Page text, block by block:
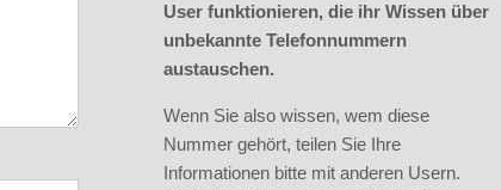
User funktionieren, die ihr Wissen über
unbekannte Telefonnummern
austauschen.
Wenn Sie also wissen, wem diese
Nummer gehört, teilen Sie Ihre
Informationen bitte mit anderen Usern.